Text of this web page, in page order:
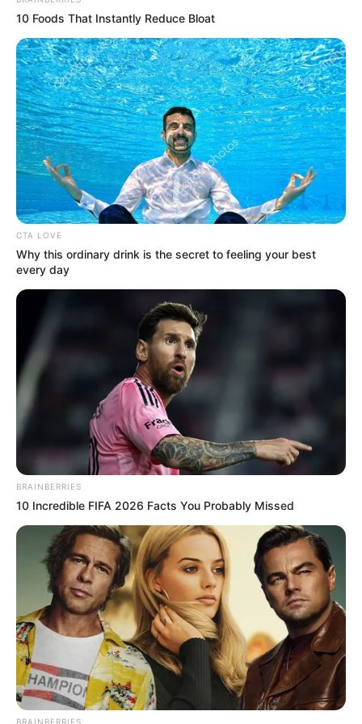
-ad3
2. "Você é muito sensível/dramático/intenso"
Não importa se vem da sua irmã, do seu parceiro, de um amigo, do
seu pai ou daquele primo distante. Essa frase é uma demonstração
clara de invalidação emocional.
Quando dizemos a alguém que ela é “muito sensível”, estamos
insinuando que o que ela sente não é legítimo — que suas
emoções só seriam válidas se estivessem dentro do nosso padrão.
No entanto, segundo a psicóloga Iria Reguera, todas as emoções
Quando chamamos
alguém de muito intenso, dramático ou
sensível, estamos focando na reação da pessoa, e não no
problema em si.
O psicólogo Carl Rogers já dizia: “Quando alguém realmente te
escuta, sem te julgar, sem tentar se responsabilizar por você ou te
moldar, você se sente muito bem.” Quando invalidamos
emocionalmente alguém, geramos exatamente o efeito oposto.
3. "Depois de tudo que fiz por você, é assim que você me
agradece?"
10 Foods That Instantly Reduce Bloat
CTA LOVE
Why this ordinary drink is the secret to feeling your best
every day
BRAINBERRIES
10 Incredible FIFA 2026 Facts You Probably Missed
BRAINBERRIES